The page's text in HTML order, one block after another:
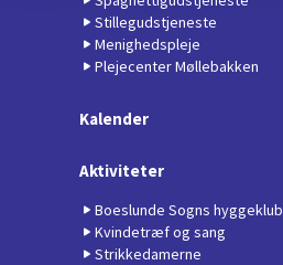
Stillegudstjeneste
Menighedspleje
Plejecenter Møllebakken
Kalender
Aktiviteter
Boeslunde Sogns hyggeklub
Kvindetræf og sang
Strikkedamerne